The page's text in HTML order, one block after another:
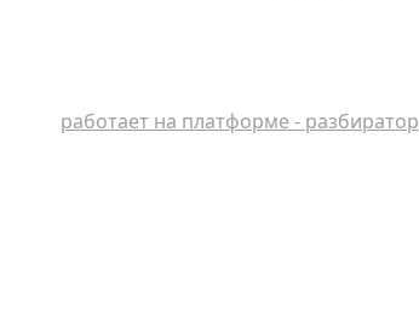
работает на платформе - разбиратор